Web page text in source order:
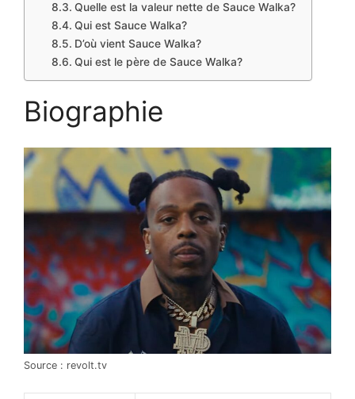
Quelle est la valeur nette de Sauce Walka?
Qui est Sauce Walka?
D’où vient Sauce Walka?
Qui est le père de Sauce Walka?
Biographie
Source : revolt.tv